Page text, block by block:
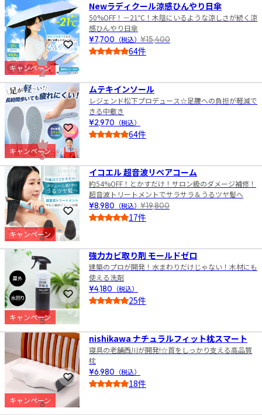
お気に入りに登録
キャンペーン
Newラディクール涼感ひんやり日傘
50%OFF！－21℃！木陰にいるような涼しさが続く涼
感ひんやり日傘
¥7,700 （税込） ¥15,400
64件
お気に入りに登録
キャンペーン
2
ムテキインソール
レジェンド松下プロデュース☆足腰への負担が軽減で
きる中敷き
¥2,970 （税込）
64件
お気に入りに登録
キャンペーン
3
イコエル 超音波リペアコーム
約54%OFF！とかすだけ！サロン級のダメージ補修！
超音波トリートメントでサラサラ＆うるツヤ髪へ
¥8,980 （税込） ¥19,800
17件
お気に入りに登録
キャンペーン
4
強力カビ取り剤 モールドゼロ
建築のプロが開発！水まわりだけじゃない！木材にも
使える洗剤
¥4,180 （税込）
25件
お気に入りに登録
キャンペーン
5
nishikawa ナチュラルフィット枕スマート
寝具の老舗西川が開発!☆首をしっかり支える高品質
枕
¥6,980 （税込）
18件
6